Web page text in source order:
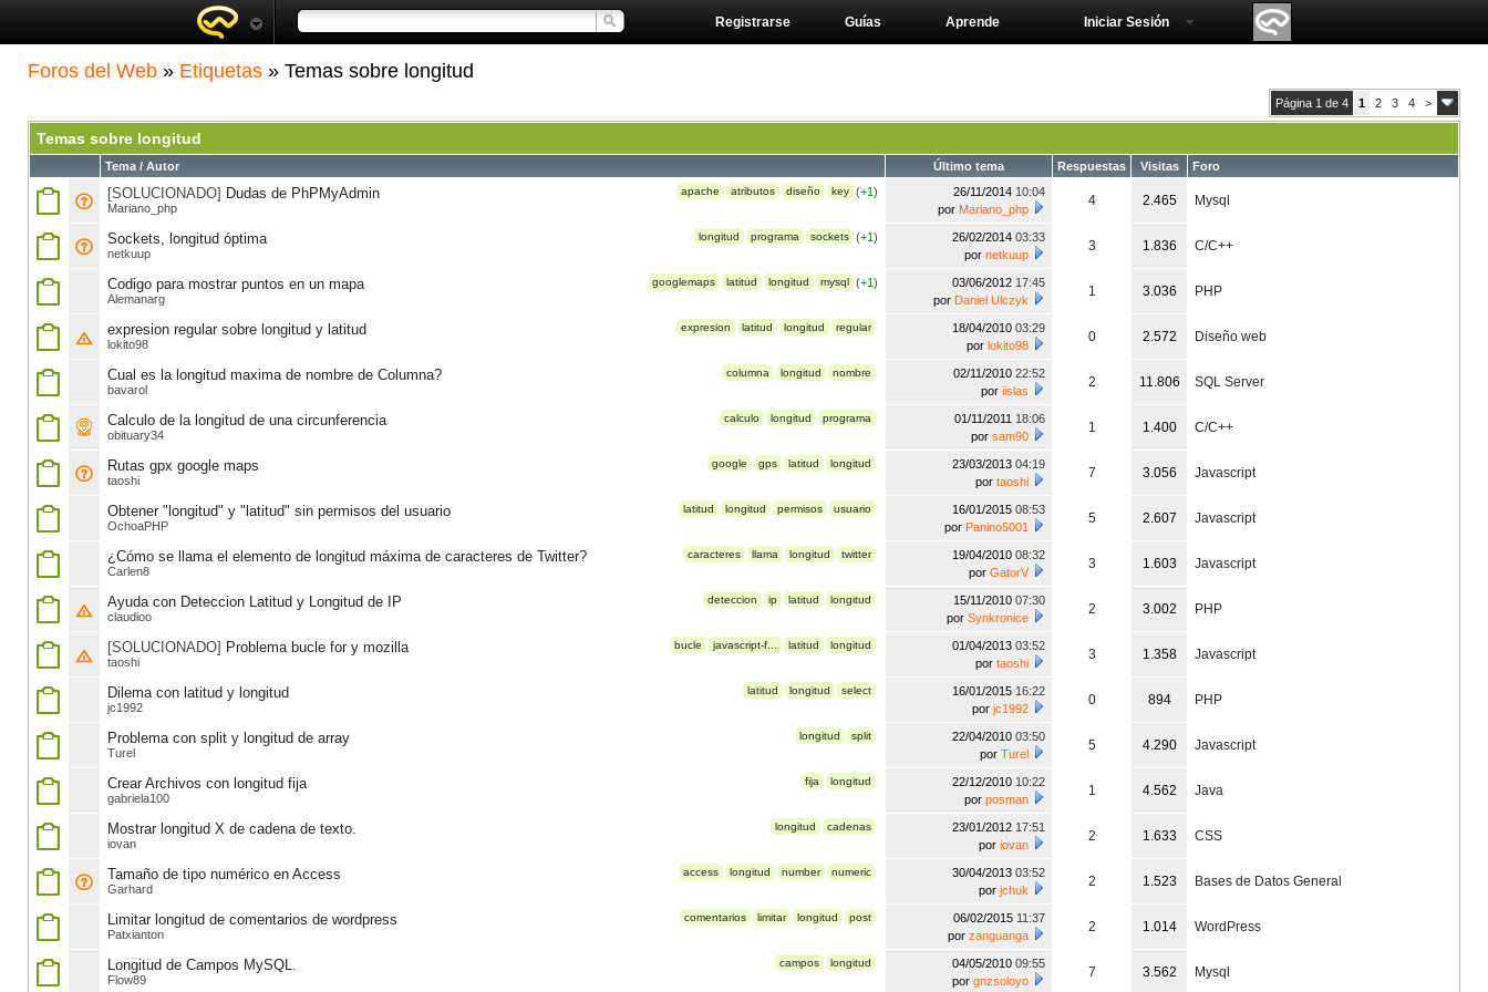
Aprende
Guías
Registrarse Iniciar Sesión
Foros del Web » Etiquetas » Temas sobre longitud
Página 1 de 4 1 2 3 4 >
Temas sobre longitud
Tema / Autor Último tema Respuestas Visitas
Foro
(+1)
apache atributos diseño key
[SOLUCIONADO] Dudas de PhPMyAdmin
Mariano_php
26/11/2014 10:04
por Mariano_php
4 2.465 Mysql
(+1)
longitud programa sockets
Sockets, longitud óptima
netkuup
26/02/2014 03:33
por netkuup
3 1.836 C/C++
(+1)
googlemaps latitud longitud mysql
Codigo para mostrar puntos en un mapa
Alemanarg
03/06/2012 17:45
por Daniel Ulczyk
1 3.036 PHP
expresion latitud longitud regular
expresion regular sobre longitud y latitud
lokito98
18/04/2010 03:29
por lokito98
0 2.572 Diseño web
columna longitud nombre
Cual es la longitud maxima de nombre de Columna?
bavarol
02/11/2010 22:52
por iislas
2 11.806 SQL Server
calculo longitud programa
Calculo de la longitud de una circunferencia
obituary34
01/11/2011 18:06
por sam90
1 1.400 C/C++
google gps latitud longitud
Rutas gpx google maps
taoshi
23/03/2013 04:19
por taoshi
7 3.056 Javascript
latitud longitud permisos usuario
Obtener "longitud" y "latitud" sin permisos del usuario
OchoaPHP
16/01/2015 08:53
por Panino5001
5 2.607 Javascript
caracteres llama longitud twitter
¿Cómo se llama el elemento de longitud máxima de caracteres de Twitter?
Carlen8
19/04/2010 08:32
por GatorV
3 1.603 Javascript
deteccion ip latitud longitud
Ayuda con Deteccion Latitud y Longitud de IP
claudioo
15/11/2010 07:30
por Synkronice
2 3.002 PHP
bucle javascript-f... latitud longitud
[SOLUCIONADO] Problema bucle for y mozilla
taoshi
01/04/2013 03:52
por taoshi
3 1.358 Javascript
latitud longitud select
Dilema con latitud y longitud
jc1992
16/01/2015 16:22
por jc1992
0 894 PHP
longitud split
Problema con split y longitud de array
Turel
22/04/2010 03:50
por Turel
5 4.290 Javascript
fija longitud
Crear Archivos con longitud fija
gabriela100
22/12/2010 10:22
por posman
1 4.562 Java
longitud cadenas
Mostrar longitud X de cadena de texto.
iovan
23/01/2012 17:51
por iovan
2 1.633 CSS
access longitud number numeric
Tamaño de tipo numérico en Access
Garhard
30/04/2013 03:52
por jchuk
2 1.523 Bases de Datos General
comentarios limitar longitud post
Limitar longitud de comentarios de wordpress
Patxianton
06/02/2015 11:37
por zanguanga
2 1.014 WordPress
campos longitud
Longitud de Campos MySQL.
Flow89
04/05/2010 09:55
por gnzsoloyo
7 3.562 Mysql